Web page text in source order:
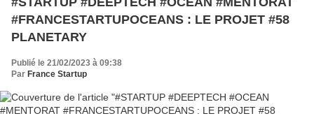
#FRANCESTARTUPOCEANS : LE PROJET #58
PLANETARY
Publié le 21/02/2023 à 09:38
Par France Startup